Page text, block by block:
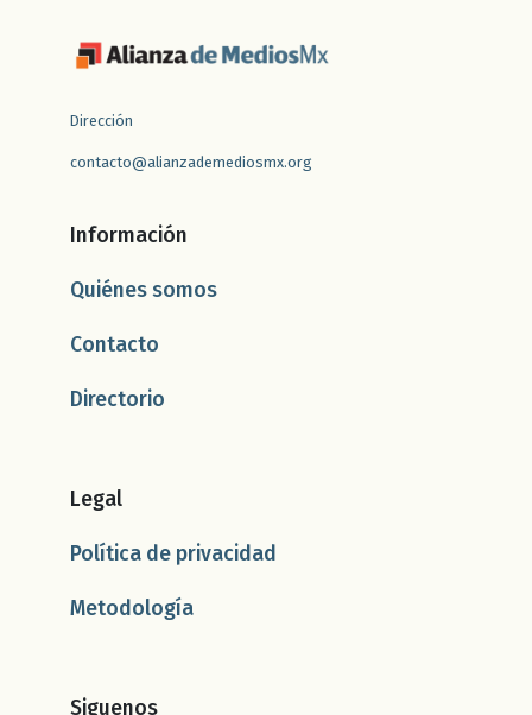
Dirección
contacto@alianzademediosmx.org
Información
Quiénes somos
Contacto
Directorio
Legal
Política de privacidad
Metodología
Siguenos